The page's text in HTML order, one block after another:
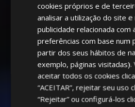
cookies próprios e de
analisar a utilização do site
publicidade relacionada com
preferências com base num
partir dos seus hábitos de
exemplo, páginas visitadas).
aceitar todos os cookies
“ACEITAR”, rejeitar seu uso
“Rejeitar” ou configurá-los